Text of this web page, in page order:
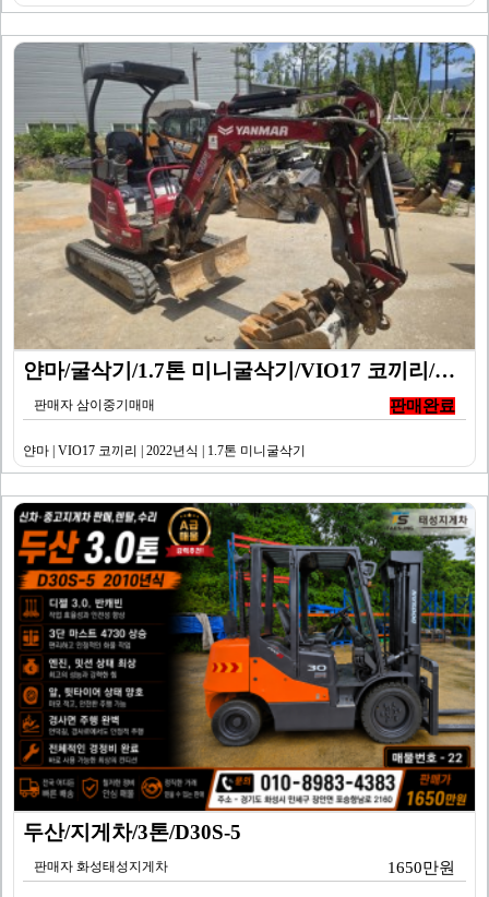
얀마/굴삭기/1.7톤 미니굴삭기/VIO17 코끼리/20…
판매자 삼이중기매매 판매완료
얀마 | VIO17 코끼리 | 2022년식 | 1.7톤 미니굴삭기
두산/지게차/3톤/D30S-5
판매자 화성태성지게차 1650만원